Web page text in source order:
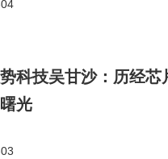
科技吴甘沙：历经
光